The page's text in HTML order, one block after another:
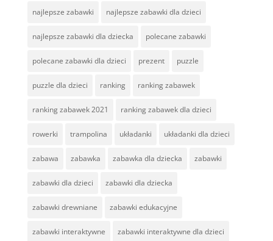
najlepsze zabawki najlepsze zabawki dla dzieci
najlepsze zabawki dla dziecka polecane zabawki
polecane zabawki dla dzieci prezent puzzle
puzzle dla dzieci ranking ranking zabawek
ranking zabawek 2021 ranking zabawek dla dzieci
rowerki trampolina układanki układanki dla dzieci
zabawa zabawka zabawka dla dziecka zabawki
zabawki dla dzieci zabawki dla dziecka
zabawki drewniane zabawki edukacyjne
zabawki interaktywne zabawki interaktywne dla dzieci